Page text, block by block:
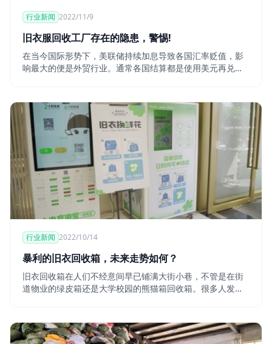
行业新闻 2022/11/9
旧衣服回收工厂存在的隐患，警惕!
在当今国际形势下，美联储持续加息导致各国汇率贬值，影
响最大的便是外贸行业。通常各国结算都是使用美元再兑换
行业新闻 2022/10/14
暴利的旧衣回收箱，未来走势如何？
旧衣回收箱在人们不经意间早已铺满大街小巷，不管是在街
道物业的绿皮箱还是大学校园的熊猫箱回收箱。很多人发现